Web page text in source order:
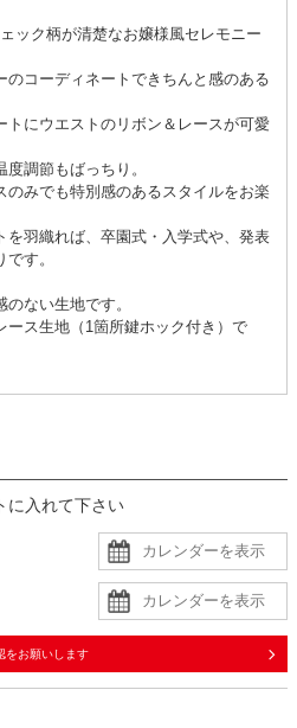
ック柄が清楚なお嬢様風セレモニー
のコーディネートできちんと感のある
トにウエストのリボン＆レースが可愛
調節もばっちり。
のみでも特別感のあるスタイルをお楽
を羽織れば、卒園式・入学式や、発表
す。
ない生地です。
ース生地（1箇所鍵ホック付き）で
に入れて下さい
をお願いします